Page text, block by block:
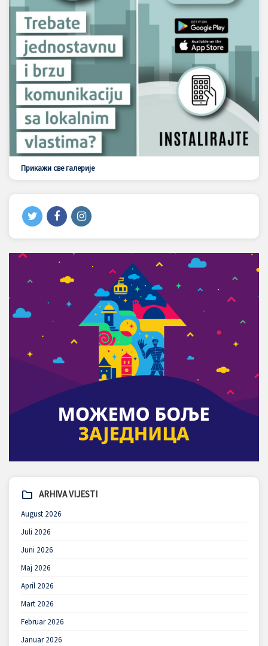
Прикажи све галерије
ARHIVA VIJESTI
August 2026
Juli 2026
Juni 2026
Maj 2026
April 2026
Mart 2026
Februar 2026
Januar 2026